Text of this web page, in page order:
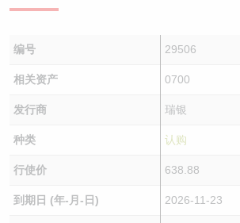
编号 29506
相关资产 0700
发行商 瑞银
种类 认购
行使价 638.88
到期日 (年-月-日) 2026-11-23